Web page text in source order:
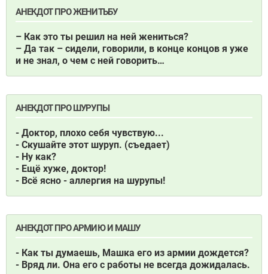
АНЕКДОТ ПРО ЖЕНИТЬБУ
– Как это ты решил на ней жениться?
– Да так – сидели, говорили, в конце концов я уже
и не знал, о чем с ней говорить…
АНЕКДОТ ПРО ШУРУПЫ
- Доктор, плохо себя чувствую...
- Скушайте этот шуруп. (съедает)
- Ну как?
- Ещё хуже, доктор!
- Всё ясно - аллергия на шурупы!
АНЕКДОТ ПРО АРМИЮ И МАШУ
- Как ты думаешь, Машка его из армии дождется?
- Вряд ли. Она его с работы не всегда дожидалась.